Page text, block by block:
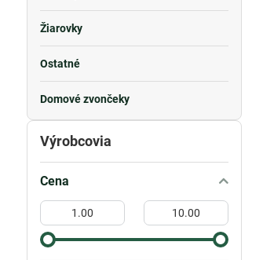
Výrobcovia
Cena
Od:
Do:
Žiarovky
Ostatné
Domové zvončeky